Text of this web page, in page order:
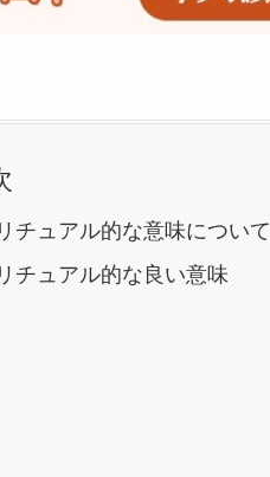
チュアル的な意味について
チュアル的な良い意味